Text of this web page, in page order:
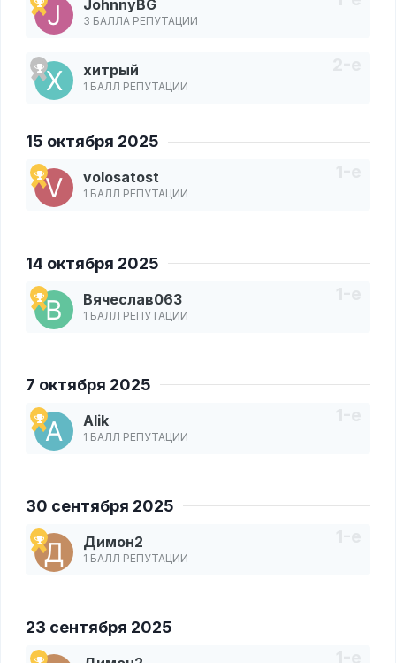
JohnnyBG
3 БАЛЛА РЕПУТАЦИИ
хитрый
1 БАЛЛ РЕПУТАЦИИ
15 октября 2025
volosatost
1 БАЛЛ РЕПУТАЦИИ
14 октября 2025
Вячеслав063
1 БАЛЛ РЕПУТАЦИИ
7 октября 2025
Alik
1 БАЛЛ РЕПУТАЦИИ
30 сентября 2025
Димон2
1 БАЛЛ РЕПУТАЦИИ
23 сентября 2025